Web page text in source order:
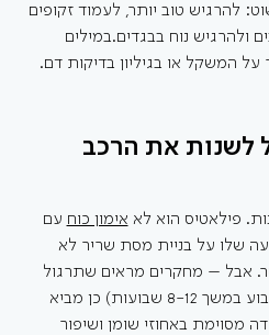
להרגיש טוב יותר, לעמוד זקופים
ולהרגיש נוח בבגדים.במילים
המשקל או בגיליון בדיקות דם.
לשנות את הרכב
פילאטיס הוא לא אימון כוח עם
שלו על בניית מסת שריר לא
אבל – מחקרים מראים שתרגול
קבוע (לפחות 2-3 פעמים בשבוע במשך 8-12 שבועות) כן מביא
מסוימת באחוזי שומן ושיפור